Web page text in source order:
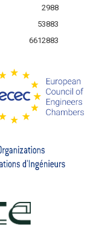
2988
53883
6612883